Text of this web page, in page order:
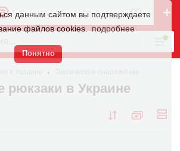
данным сайтом вы подтверждаете
файлов cookies.
подробнее
Понятно
рюкзаки в Украине